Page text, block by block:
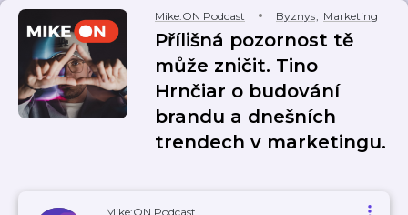
Mike:ON Podcast Byznys, Marketing
Přílišná pozornost tě
může zničit. Tino
Hrnčiar o budování
brandu a dnešních
trendech v marketingu.
Mike:ON Podcast